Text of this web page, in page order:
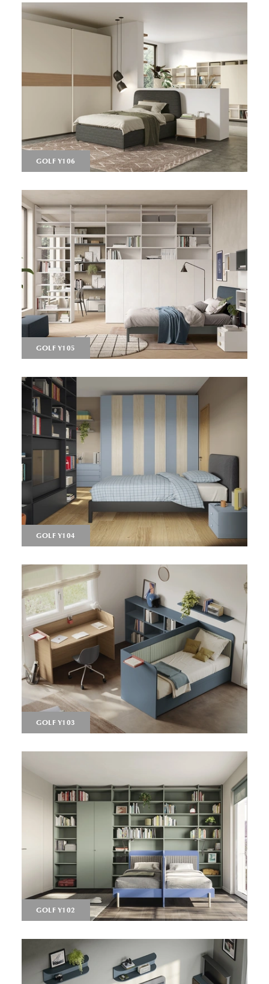
GOLF Y106
GOLF Y105
GOLF Y104
GOLF Y103
GOLF Y102